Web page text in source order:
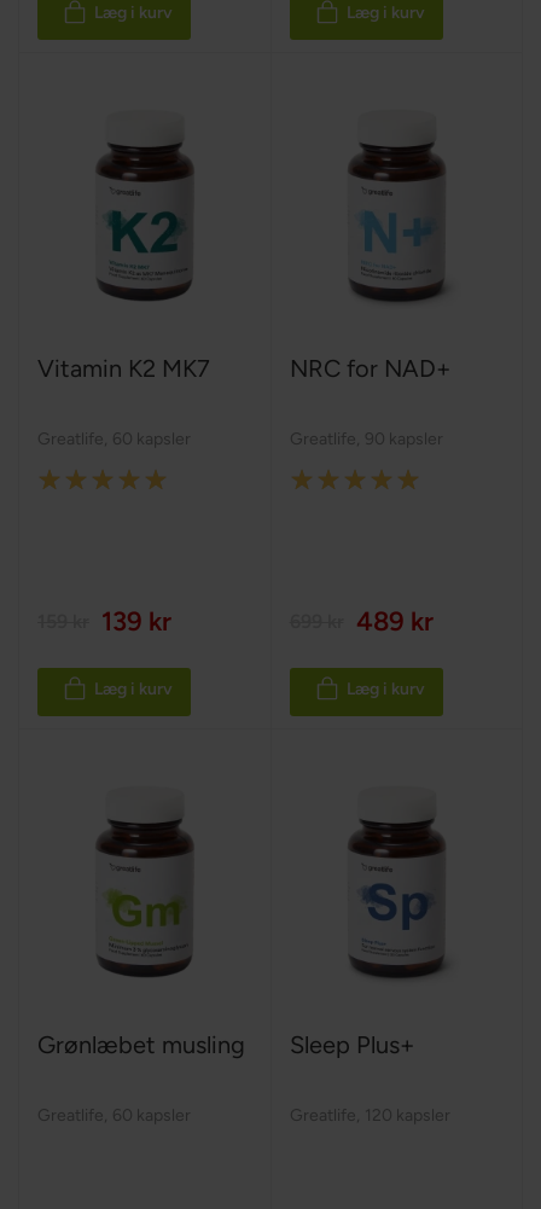
Læg i kurv Læg i kurv
Vitamin K2 MK7
Greatlife 60 kapsler
Rating:
139 kr
Læg i kurv
NRC for NAD+
Greatlife 90 kapsler
Rating:
489 kr
Læg i kurv
Grønlæbet musling
Greatlife 60 kapsler
Sleep Plus+
Greatlife 120 kapsler